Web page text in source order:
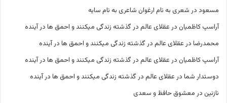
مسعود در شعری به نام ارغوان شاعری به نام سایه
آراسپ کاظمیان در عقلای عالم در گذشته زندگی میکنند و احمق ها در آینده
محمدرضا در عقلای عالم در گذشته زندگی میکنند و احمق ها در آینده
آراسپ کاظمیان در عقلای عالم در گذشته زندگی میکنند و احمق ها در آینده
دوستدار شما در عقلای عالم در گذشته زندگی میکنند و احمق ها در آینده
نازنین در معشوق حافظ و سعدی